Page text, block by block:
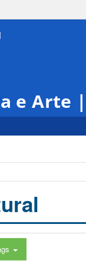
e Arte